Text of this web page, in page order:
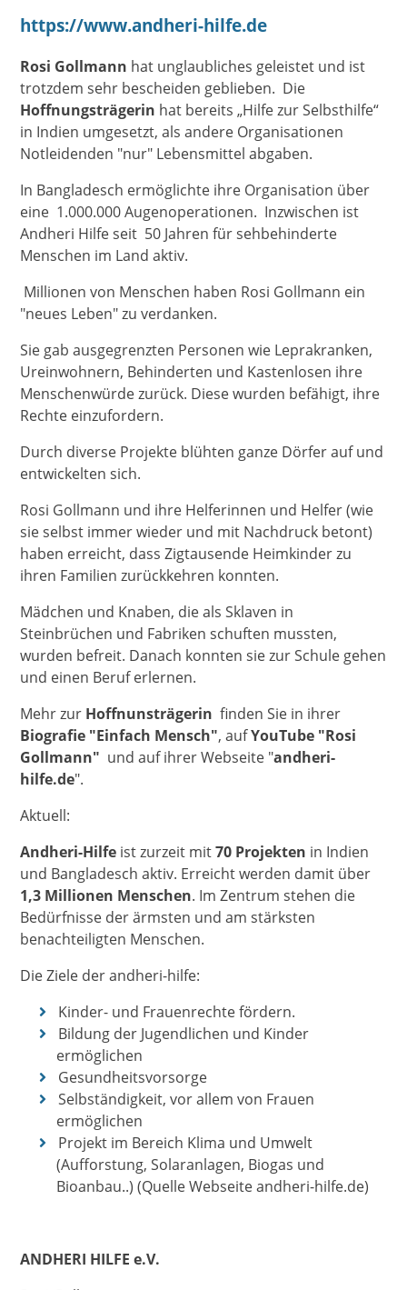
https://www.andheri-hilfe.de
Rosi Gollmann hat unglaubliches geleistet und ist
trotzdem sehr bescheiden geblieben. Die
Hoffnungsträgerin hat bereits „Hilfe zur Selbsthilfe“
in Indien umgesetzt, als andere Organisationen
Notleidenden "nur" Lebensmittel abgaben.
In Bangladesch ermöglichte ihre Organisation über
eine 1.000.000 Augenoperationen. Inzwischen ist
Andheri Hilfe seit 50 Jahren für sehbehinderte
Menschen im Land aktiv.
Millionen von Menschen haben Rosi Gollmann ein
"neues Leben" zu verdanken.
Sie gab ausgegrenzten Personen wie Leprakranken,
Ureinwohnern, Behinderten und Kastenlosen ihre
Menschenwürde zurück. Diese wurden befähigt, ihre
Rechte einzufordern.
Durch diverse Projekte blühten ganze Dörfer auf und
entwickelten sich.
Rosi Gollmann und ihre Helferinnen und Helfer (wie
sie selbst immer wieder und mit Nachdruck betont)
haben erreicht, dass Zigtausende Heimkinder zu
ihren Familien zurückkehren konnten.
Mädchen und Knaben, die als Sklaven in
Steinbrüchen und Fabriken schuften mussten,
wurden befreit. Danach konnten sie zur Schule gehen
und einen Beruf erlernen.
Mehr zur Hoffnunsträgerin finden Sie in ihrer
Biografie "Einfach Mensch", aufYouTube "Rosi
Gollmann" und auf ihrer Webseite "andheri-
hilfe.de".
Aktuell:
Andheri-Hilfe ist zurzeit mit70 Projekten in Indien
und Bangladesch aktiv. Erreicht werden damit über
1,3 Millionen Menschen. Im Zentrum stehen die
Bedürfnisse der ärmsten und am stärksten
benachteiligten Menschen.
Die Ziele der andheri-hilfe:
Kinder- und Frauenrechte fördern.
Bildung der Jugendlichen und Kinder
ermöglichen
Gesundheitsvorsorge
Selbständigkeit, vor allem von Frauen
ermöglichen
Projekt im Bereich Klima und Umwelt
(Aufforstung, Solaranlagen, Biogas und
Bioanbau..) (Quelle Webseite andheri-hilfe.de)
ANDHERI HILFE e.V.